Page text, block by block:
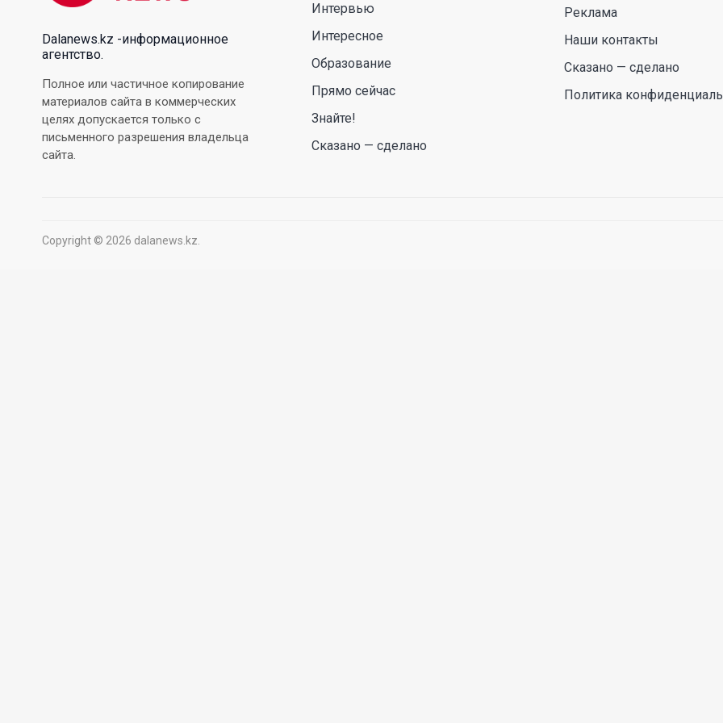
Dalanews.kz -информационное
агентство.
Полное или частичное копирование
материалов сайта в коммерческих
целях допускается только с
письменного разрешения владельца
сайта.
Интервью
Интересное
Образование
Прямо сейчас
Знайте!
Сказано — сделано
Реклама
Наши контакты
Сказано — сделано
Политика
Copyright © 2026 dalanews.kz.